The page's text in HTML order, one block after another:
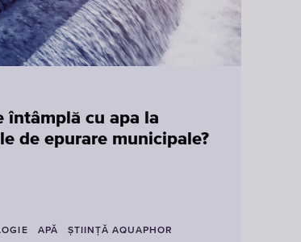
întâmplă cu apa la
de epurare municipale?
APĂ ŞTIINŢĂ AQUAPHOR